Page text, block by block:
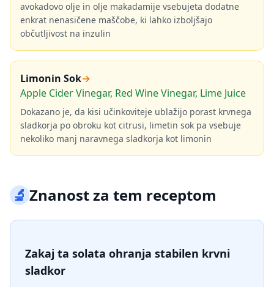
avokadovo olje in olje makadamije vsebujeta dodatne
enkrat nenasičene maščobe, ki lahko izboljšajo
občutljivost na inzulin
Limonin Sok→
Apple Cider Vinegar, Red Wine Vinegar, Lime Juice
Dokazano je, da kisi učinkoviteje ublažijo porast krvnega
sladkorja po obroku kot citrusi, limetin sok pa vsebuje
nekoliko manj naravnega sladkorja kot limonin
🔬Znanost za tem receptom
Zakaj ta solata ohranja stabilen krvni
sladkor